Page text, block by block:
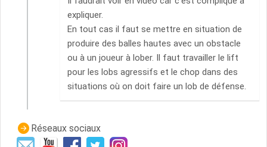
expliquer.
En tout cas il faut se mettre en situation de
produire des balles hautes avec un obstacle
ou à un joueur à lober. Il faut travailler le lift
pour les lobs agressifs et le chop dans des
situations où on doit faire un lob de défense.
Réseaux sociaux